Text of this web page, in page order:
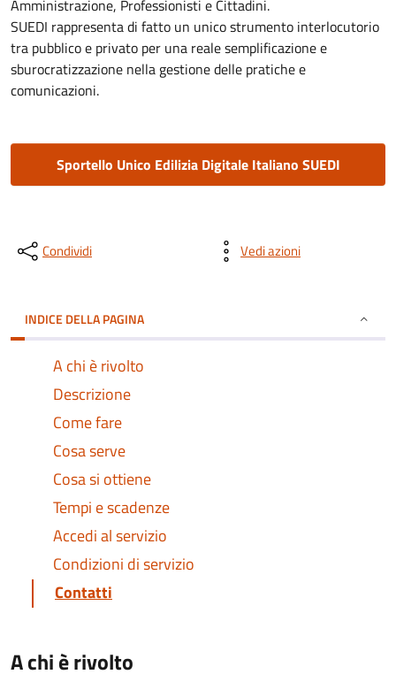
Amministrazione, Professionisti e Cittadini.
SUEDI rappresenta di fatto un unico strumento interlocutorio
tra pubblico e privato per una reale semplificazione e
sburocratizzazione nella gestione delle pratiche e
comunicazioni.
Sportello Unico Edilizia Digitale Italiano SUEDI
Condividi Vedi azioni
INDICE DELLA PAGINA
A chi è rivolto
Descrizione
Come fare
Cosa serve
Cosa si ottiene
Tempi e scadenze
Accedi al servizio
Condizioni di servizio
Contatti
A chi è rivolto